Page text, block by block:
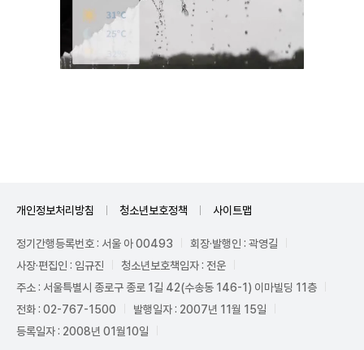
개인정보처리방침 청소년보호정책 사이트맵
정기간행등록번호 : 서울 아 00493
회장·발행인 : 곽영길
사장·편집인 : 임규진
청소년보호책임자 : 전운
주소 : 서울특별시 종로구 종로 1길 42(수송동 146-1) 이마빌딩 11층
전화 : 02-767-1500
발행일자 : 2007년 11월 15일
등록일자 : 2008년 01월10일